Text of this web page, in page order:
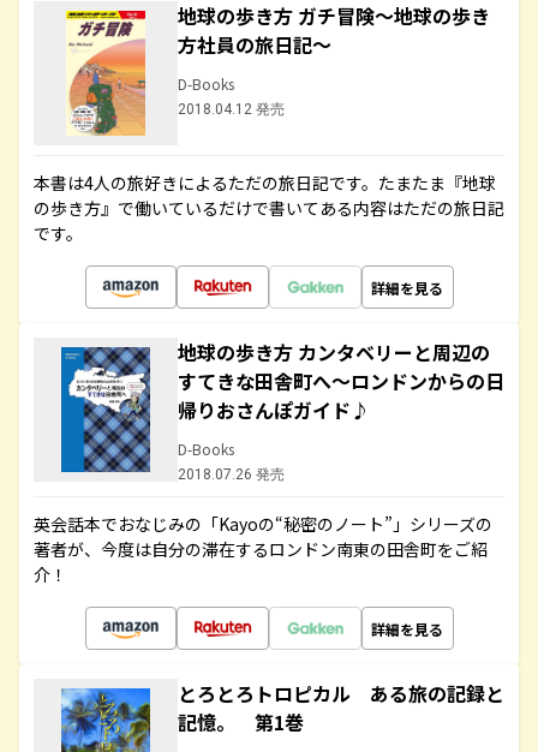
地球の歩き方 ガチ冒険～地球の歩き
方社員の旅日記～
D-Books
2018.04.12 発売
本書は4人の旅好きによるただの旅日記です。たまたま『地球
の歩き方』で働いているだけで書いてある内容はただの旅日記
です。
詳細を見る
地球の歩き方 カンタベリーと周辺の
すてきな田舎町へ～ロンドンからの日
帰りおさんぽガイド♪
D-Books
2018.07.26 発売
英会話本でおなじみの「Kayoの“秘密のノート”」シリーズの
著者が、今度は自分の滞在するロンドン南東の田舎町をご紹
介！
詳細を見る
とろとろトロピカル ある旅の記録と
記憶。 第1巻